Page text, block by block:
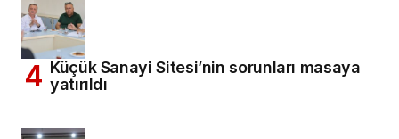
Küçük Sanayi Sitesi’nin sorunları masaya
yatırıldı